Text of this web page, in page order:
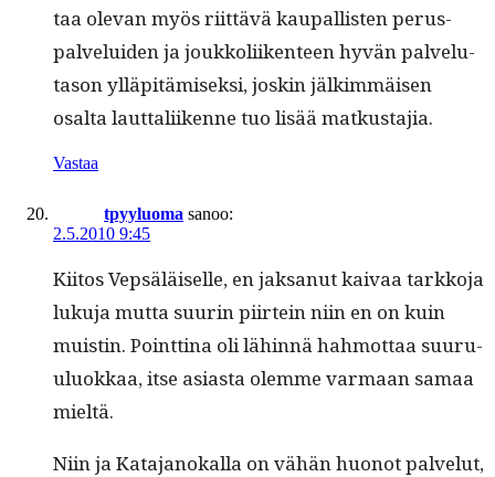
taa ole­van myös riit­tävä kau­pal­lis­ten perus­
palvelu­iden ja joukkoli­iken­teen hyvän palve­lu­
ta­son ylläpitämisek­si, joskin jälkim­mäisen
osalta laut­tali­ikenne tuo lisää matkustajia.
Vastaa
tpyyluoma sanoo:
2.5.2010 9:45
Kiitos Vep­säläiselle, en jak­sanut kaivaa tarkko­ja
luku­ja mut­ta suurin piirtein niin en on kuin
muistin. Point­ti­na oli lähin­nä hah­mot­taa suu­ru­
u­lu­okkaa, itse asi­as­ta olemme var­maan samaa
mieltä.
Niin ja Kata­janokalla on vähän huonot palve­lut,